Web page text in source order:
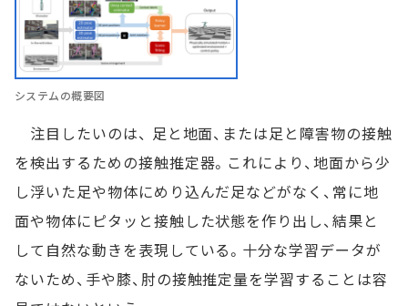
システムの概要図
注目したいのは、 足と地面、または足と障害物の接触
を検出するための接触推定器。これにより、地面から少
し浮いた足や物体にめり込んだ足などがなく、常に地
面や物体にピタッと接触した状態を作り出し、結果と
して自然な動きを表現している。十分な学習データが
ないため、手や膝、肘の接触推定量を学習することは容